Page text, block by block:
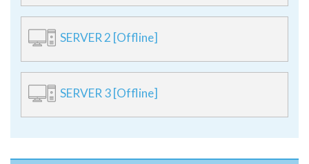
SERVER 2 [Offline]
SERVER 3 [Offline]